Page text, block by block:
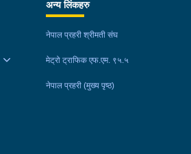
अन्य लिंकहरु
नेपाल प्रहरी श्रीमती संघ
मेट्रो ट्राफिक एफ.एम. ९५.५
नेपाल प्रहरी (मुख्य पृष्ठ)